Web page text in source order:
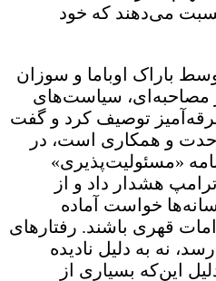
نسبت می‌دهند که خود
باراک اوباما و سوزان
مصاحبه‌ای، سیاست‌های
توصیف کرد و گفت
و همکاری است، در
«مسئولیت‌پذیری»
هشدار داد و از
خواست آماده
قهری باشند. رفتارهای
نه به دلیل نادیده
این‌که بسیاری از